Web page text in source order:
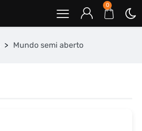
0
> Mundo semi aberto